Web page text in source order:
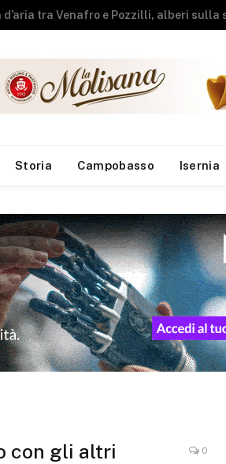
agricola, messi in salvo gli animali
Storia Campobasso Isernia
con gli altri
0